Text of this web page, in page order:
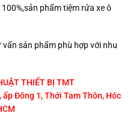
phẩm tiệm rửa xe ô
sản phẩm phù hợp với nhu
THIẾT BỊ TMT
Đông 1, Thới Tam Thôn, Hóc